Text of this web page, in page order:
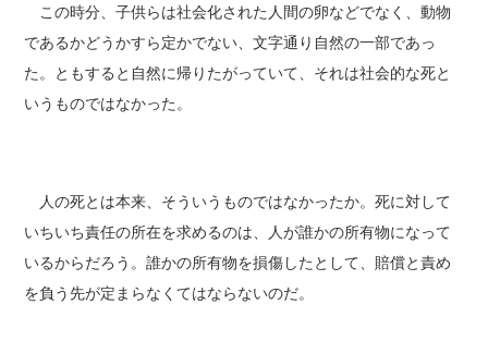
この時分、子供らは社会化された人間の卵などでなく、動物
であるかどうかすら定かでない、文字通り自然の一部であっ
た。ともすると自然に帰りたがっていて、それは社会的な死と
いうものではなかった。
人の死とは本来、そういうものではなかったか。死に対して
いちいち責任の所在を求めるのは、人が誰かの所有物になって
いるからだろう。誰かの所有物を損傷したとして、賠償と責め
を負う先が定まらなくてはならないのだ。